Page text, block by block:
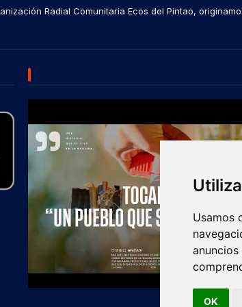
Usamos
OK
Radial Comunitaria Ecos del Pintao,